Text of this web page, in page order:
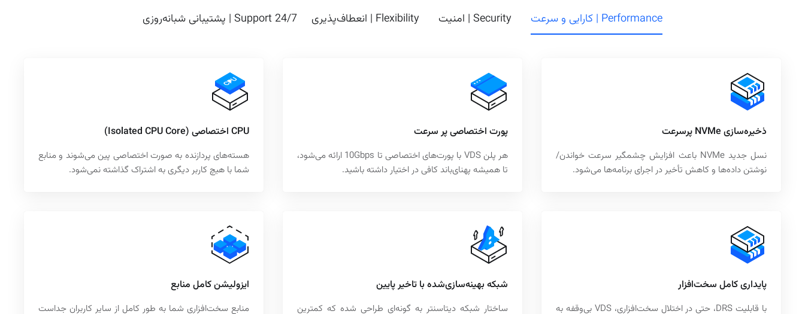
Performance | کارایی و سرعت Security | امنیت Flexibility | انعطاف‌پذیری 24/7 Support | پشتیبانی شبانه‌روزی
ذخیره‌سازی NVMe پرسرعت
نسل جدید NVMe باعث افزایش چشمگیر سرعت خواندن/
نوشتن داده‌ها و کاهش تأخیر در اجرای برنامه‌ها می‌شود.
پورت اختصاصی پر سرعت
هر پلن VDS با پورت‌های اختصاصی تا 10Gbps ارائه می‌شود،
تا همیشه پهنای‌باند کافی در اختیار داشته باشید.
CPU اختصاصی (Isolated CPU Core)
هسته‌های پردازنده به‌ صورت اختصاصی پین می‌شوند و منابع
شما با هیچ کاربر دیگری به اشتراک گذاشته نمی‌شود.
پایداری کامل سخت‌افزار
با قابلیت DRS، حتی در اختلال سخت‌افزاری، VDS بی‌وقفه به
شبکه بهینه‌سازی‌شده با تاخیر پایین
ساختار شبکه دیتاسنتر به گونه‌ای طراحی شده که کمترین
ایزولیشن کامل منابع
منابع سخت‌افزاری شما به‌ طور کامل از سایر کاربران جداست